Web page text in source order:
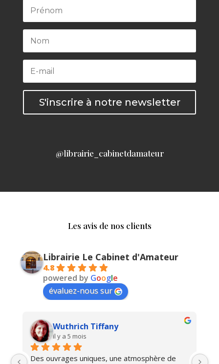
S'inscrire à notre newsletter
@librairie_cabinetdamateur
Les avis de nos clients
Librairie Le Cabinet d'Amateur
4.8
powered by Google
évaluez-nous sur
Wuthrich Tiffany
il y a 5 mois
Des ouvrages uniques, une atmosphère de